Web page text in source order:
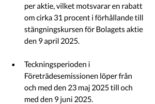
per aktie, vilket motsvarar en rabatt
om cirka 31 procent i förhållande till
stängningskursen för Bolagets aktie
den 9 april 2025.
Teckningsperioden i
Företrädesemissionen löper från
och med den 23 maj 2025 till och
med den 9 juni 2025.